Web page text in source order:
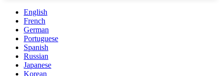
English
French
German
Portuguese
Spanish
Russian
Japanese
Korean